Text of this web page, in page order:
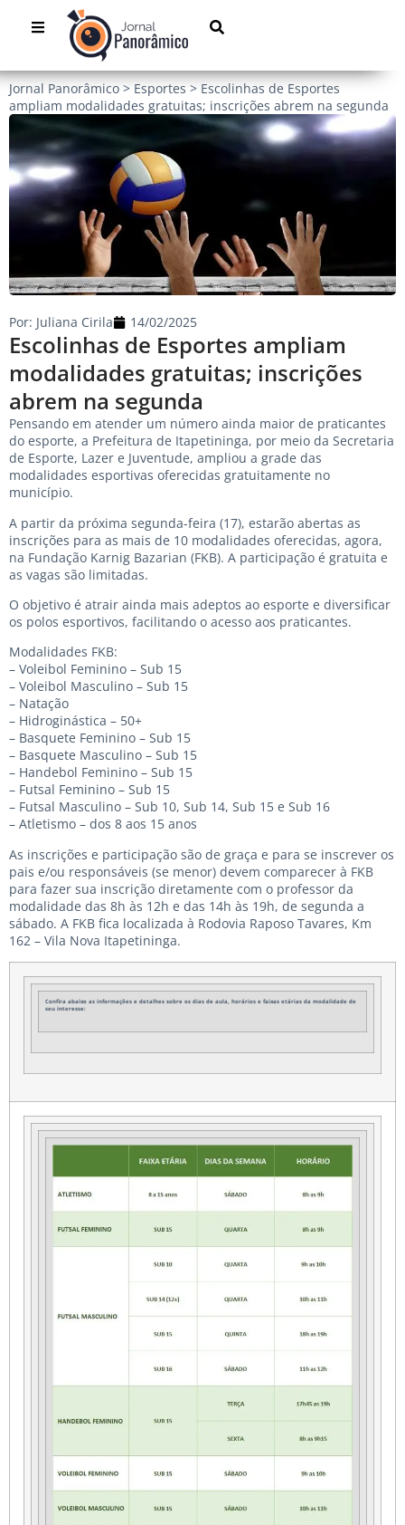
Jornal Panorâmico > Esportes > Escolinhas de Esportes
ampliam modalidades gratuitas; inscrições abrem na segunda
Escolinhas de Esportes ampliam
modalidades gratuitas; inscrições
abrem na segunda
Por: Juliana Cirila 14/02/2025
Pensando em atender um número ainda maior de praticantes
do esporte, a Prefeitura de Itapetininga, por meio da Secretaria
de Esporte, Lazer e Juventude, ampliou a grade das
modalidades esportivas oferecidas gratuitamente no
município.
A partir da próxima segunda-feira (17), estarão abertas as
inscrições para as mais de 10 modalidades oferecidas, agora,
na Fundação Karnig Bazarian (FKB). A participação é gratuita e
as vagas são limitadas.
O objetivo é atrair ainda mais adeptos ao esporte e diversificar
os polos esportivos, facilitando o acesso aos praticantes.
Modalidades FKB:
– Voleibol Feminino – Sub 15
– Voleibol Masculino – Sub 15
– Natação
– Hidroginástica – 50+
– Basquete Feminino – Sub 15
– Basquete Masculino – Sub 15
– Handebol Feminino – Sub 15
– Futsal Feminino – Sub 15
– Futsal Masculino – Sub 10, Sub 14, Sub 15 e Sub 16
– Atletismo – dos 8 aos 15 anos
As inscrições e participação são de graça e para se inscrever os
pais e/ou responsáveis (se menor) devem comparecer à FKB
para fazer sua inscrição diretamente com o professor da
modalidade das 8h às 12h e das 14h às 19h, de segunda a
sábado. A FKB fica localizada à Rodovia Raposo Tavares, Km
162 – Vila Nova Itapetininga.
Confira abaixo as informações e detalhes sobre os dias de aula, horários e faixas etárias da modalidade de
seu interesse: